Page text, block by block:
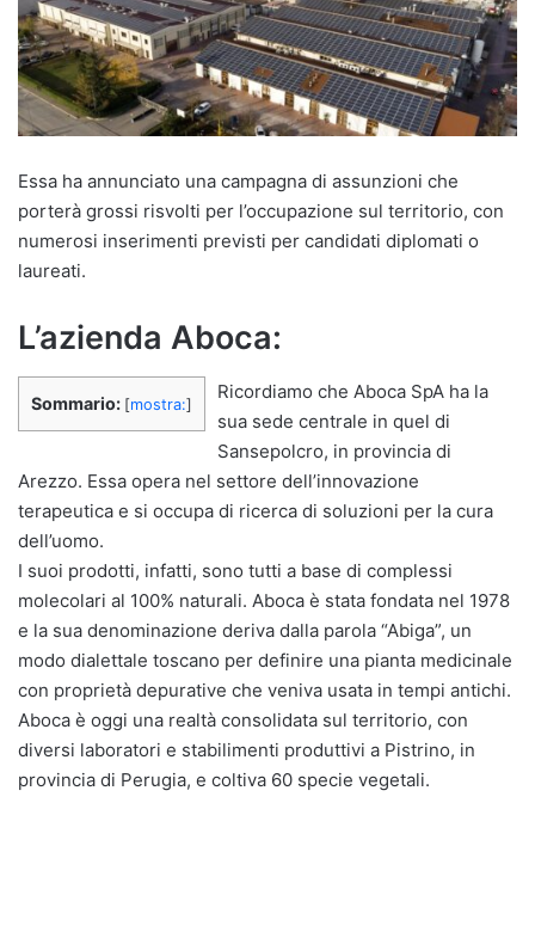
Essa ha annunciato una campagna di assunzioni che
porterà grossi risvolti per l’occupazione sul territorio, con
numerosi inserimenti previsti per candidati diplomati o
laureati.
L’azienda Aboca:
Sommario: [mostra:]
Ricordiamo che Aboca SpA ha la
sua sede centrale in quel di
Sansepolcro, in provincia di
Arezzo. Essa opera nel settore dell’innovazione
terapeutica e si occupa di ricerca di soluzioni per la cura
dell’uomo.
I suoi prodotti, infatti, sono tutti a base di complessi
molecolari al 100% naturali. Aboca è stata fondata nel 1978
e la sua denominazione deriva dalla parola “Abiga”, un
modo dialettale toscano per definire una pianta medicinale
con proprietà depurative che veniva usata in tempi antichi.
Aboca è oggi una realtà consolidata sul territorio, con
diversi laboratori e stabilimenti produttivi a Pistrino, in
provincia di Perugia, e coltiva 60 specie vegetali.